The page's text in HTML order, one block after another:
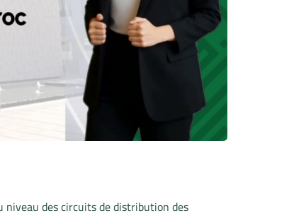
niveau des circuits de distribution des